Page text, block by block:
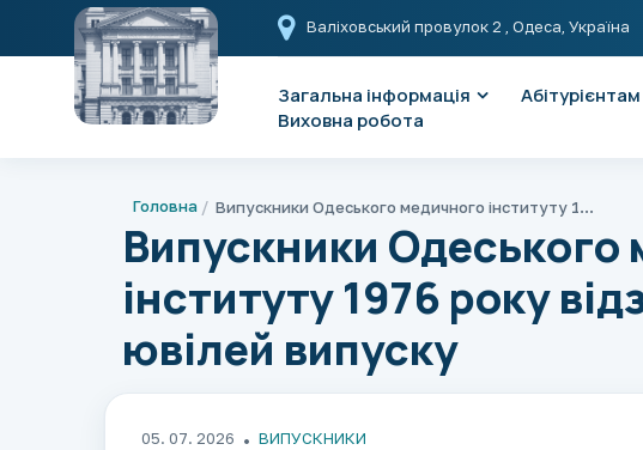
Валіховський провулок 2 , Одеса, Україна
Загальна інформація Абітурієнтам
Виховна робота
Головна Випускники Одеського медичного інституту 1976 року відзначили золотий ювілей випуску
Випускники Одеського
інституту 1976 року
ювілей випуску
05. 07. 2026 ВИПУСКНИКИ